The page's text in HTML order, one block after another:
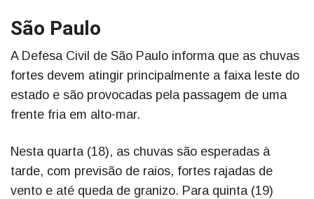
São Paulo
A Defesa Civil de São Paulo informa que as chuvas
fortes devem atingir principalmente a faixa leste do
estado e são provocadas pela passagem de uma
frente fria em alto-mar.
Nesta quarta (18), as chuvas são esperadas à
tarde, com previsão de raios, fortes rajadas de
vento e até queda de granizo. Para quinta (19)